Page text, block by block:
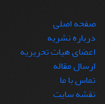
صفحه اصلی
درباره نشریه
اعضای هیات تحریریه
ارسال مقاله
تماس با ما
نقشه سایت